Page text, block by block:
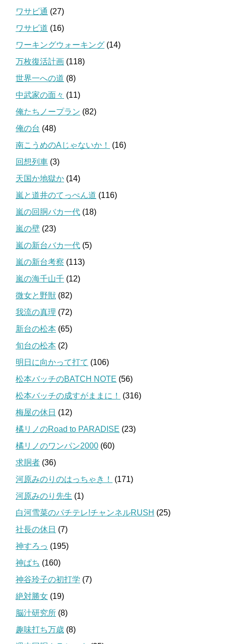
ワサビ通 (27)
ワサビ道 (16)
ワーキングウォーキング (14)
万枚復活計画 (118)
世界一への道 (8)
中武家の面々 (11)
俺たちノープラン (82)
俺の台 (48)
南こうめのAじゃないか！
(16)
回想列車 (3)
天国か地獄か (14)
嵐と道井のてっぺん道 (116)
嵐の回胴バカ一代 (18)
嵐の壁 (23)
嵐の新台バカ一代 (5)
嵐の新台考察 (113)
嵐の海千山千 (12)
微女と野獣 (82)
我流の真理 (72)
新台の松本 (65)
旬台の松本 (2)
明日に向かって打て (106)
松本バッチのBATCH NOTE (56)
松本バッチの成すがままに！
(316)
梅屋の休日 (12)
橘リノのRoad to PARADISE (23)
橘リノのワンパン2000 (60)
求胴者 (36)
河原みのりのはっちゃき！
(171)
河原みのり先生 (1)
白河雪菜のパチテレ!チャンネルRUSH (25)
社長の休日 (7)
神すろっ (195)
神ぱち (160)
神谷玲子の初打学 (7)
絶対勝女 (19)
脳汁研究所 (8)
趣味打ち万歳 (8)